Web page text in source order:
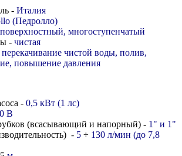
- Италия
(Педролло)
поверхностный, многоступенчатый
- чистая
перекачивание чистой воды, полив,
повышение давления
- 0,5 кВт (1 лс)
В
(всасывающий и напорный) - 1" и 1"
- 5 ÷ 130 л/мин (до 7,8